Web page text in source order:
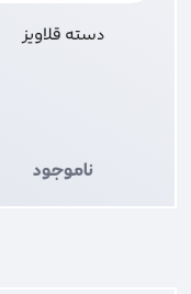
دسته قلاویز
ناموجود